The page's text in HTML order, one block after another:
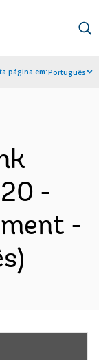
página em:Português
-
-